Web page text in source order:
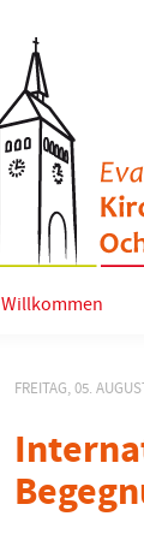
Willkommen
FREITAG, 05.